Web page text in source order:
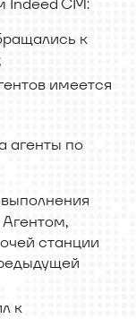
к
имеется
агенты по
станции
к